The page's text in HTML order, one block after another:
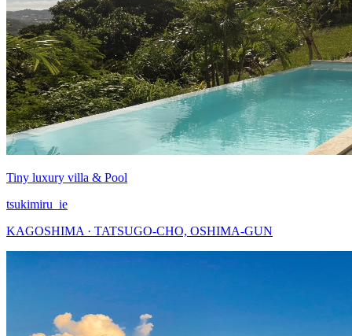
Tiny luxury villa & Pool
tsukimiru_ie
KAGOSHIMA · TATSUGO-CHO, OSHIMA-GUN